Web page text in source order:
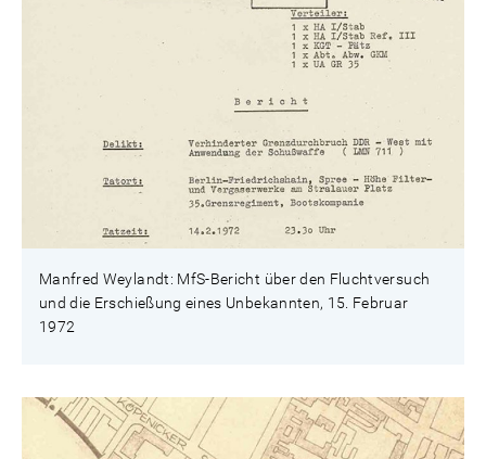
Manfred Weylandt: MfS-Bericht über den Fluchtversuch
und die Erschießung eines Unbekannten, 15. Februar
1972